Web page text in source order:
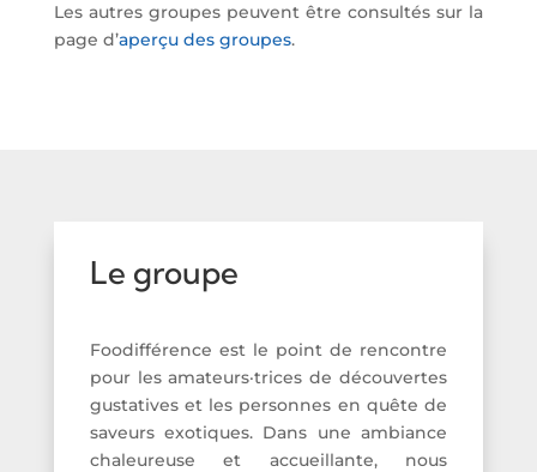
Les autres groupes peuvent être consultés sur la
page d’aperçu des groupes.
Le groupe
Foodifférence est le point de rencontre
pour les amateurs·trices de découvertes
gustatives et les personnes en quête de
saveurs exotiques. Dans une ambiance
chaleureuse et accueillante, nous